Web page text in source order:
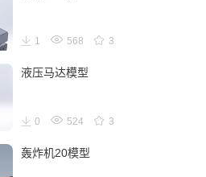
1 568 3
液压马达模型
0 524 3
轰炸机20模型